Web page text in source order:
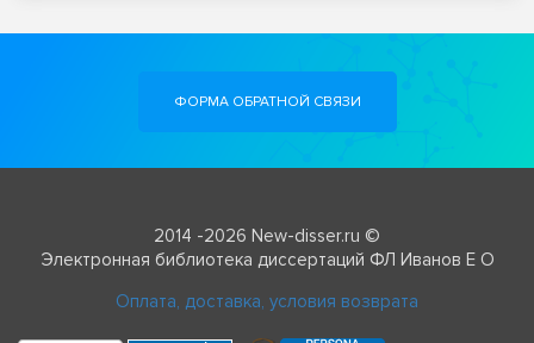
ФОРМА ОБРАТНОЙ СВЯЗИ
2014 -2026 New-disser.ru ©
Электронная библиотека диссертаций ФЛ Иванов Е О
Оплата, доставка, условия возврата